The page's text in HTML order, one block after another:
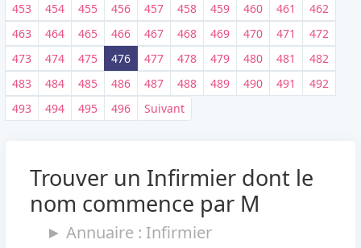
453
454 455 456 457 458 459 460 461
462
463
464 465 466 467 468 469 470 471
472
473
474 475 476 477 478 479 480 481
482
483
484 485 486 487 488 489 490 491
492
493
494 495 496 Suivant
Trouver un Infirmier dont le
nom commence par M
► Annuaire : Infirmier